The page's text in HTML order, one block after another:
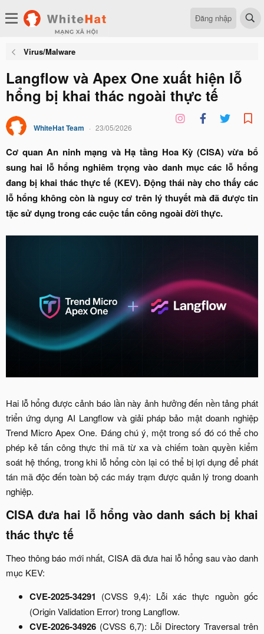
Đăng nhập
Virus/Malware
Langflow và Apex One xuất hiện lỗ
hổng bị khai thác ngoài thực tế
WhiteHat Team 23/05/2026
Cơ quan An ninh mạng và Hạ tầng Hoa Kỳ (CISA) vừa bổ
sung hai lỗ hổng nghiêm trọng vào danh mục các lỗ hổng
đang bị khai thác thực tế (KEV). Động thái này cho thấy các
lỗ hổng không còn là nguy cơ trên lý thuyết mà đã được tin
tặc sử dụng trong các cuộc tấn công ngoài đời thực.
Hai lỗ hổng được cảnh báo lần này ảnh hưởng đến nền tảng phát
triển ứng dụng AI Langflow và giải pháp bảo mật doanh nghiệp
Trend Micro Apex One. Đáng chú ý, một trong số đó có thể cho
phép kẻ tấn công thực thi mã từ xa và chiếm toàn quyền kiểm
soát hệ thống, trong khi lỗ hổng còn lại có thể bị lợi dụng để phát
tán mã độc đến toàn bộ các máy trạm được quản lý trong doanh
nghiệp.​
CISA đưa hai lỗ hổng vào danh sách bị khai
thác thực tế​
Theo thông báo mới nhất, CISA đã đưa hai lỗ hổng sau vào danh
mục KEV:​
CVE-2025-34291 (CVSS 9,4): Lỗi xác thực nguồn gốc
(Origin Validation Error) trong Langflow.​
CVE-2026-34926 (CVSS 6,7): Lỗi Directory Traversal trên